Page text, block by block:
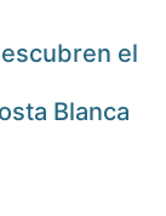
el
Blanca